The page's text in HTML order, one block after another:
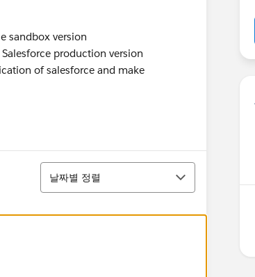
sandbox version
production version
of salesforce and make
정렬
날짜별 정렬